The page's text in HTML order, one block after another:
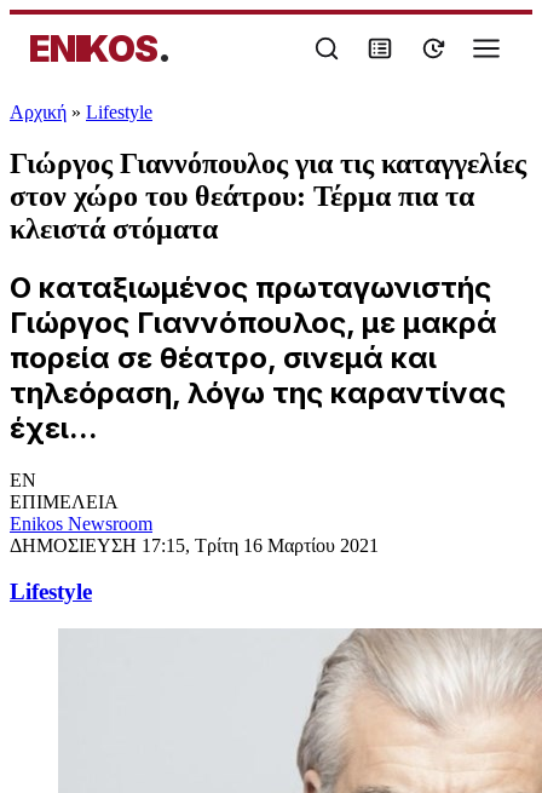
ENIKOS.
Αρχική » Lifestyle
Γιώργος Γιαννόπουλος για τις καταγγελίες
στον χώρο του θεάτρου: Τέρμα πια τα
κλειστά στόματα
Ο καταξιωμένος πρωταγωνιστής
Γιώργος Γιαννόπουλος, με μακρά
πορεία σε θέατρο, σινεμά και
τηλεόραση, λόγω της καραντίνας
έχει...
EN
ΕΠΙΜΕΛΕΙΑ
Enikos Newsroom
ΔΗΜΟΣΙΕΥΣΗ 17:15, Τρίτη 16 Μαρτίου 2021
Lifestyle